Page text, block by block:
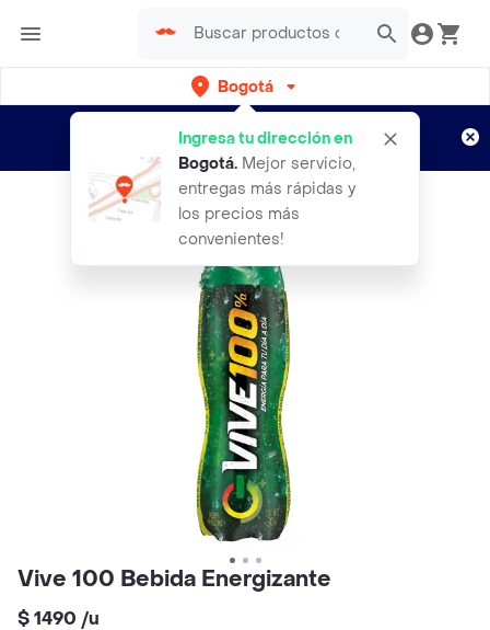
Bogotá
Ingresa tu dirección en
Bogotá. Mejor servicio,
entregas más rápidas y
los precios más
convenientes!
envíos gratis por semanas
Aplican TyC
Vive 100 Bebida Energizante
$ 1490 /u